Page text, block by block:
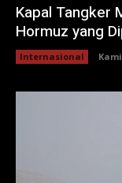
Kapal Tangker
Hormuz yang
Internasional